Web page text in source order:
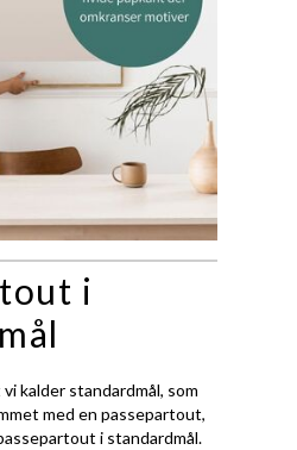
i
kalder standardmål, som
med en passepartout,
i standardmål.